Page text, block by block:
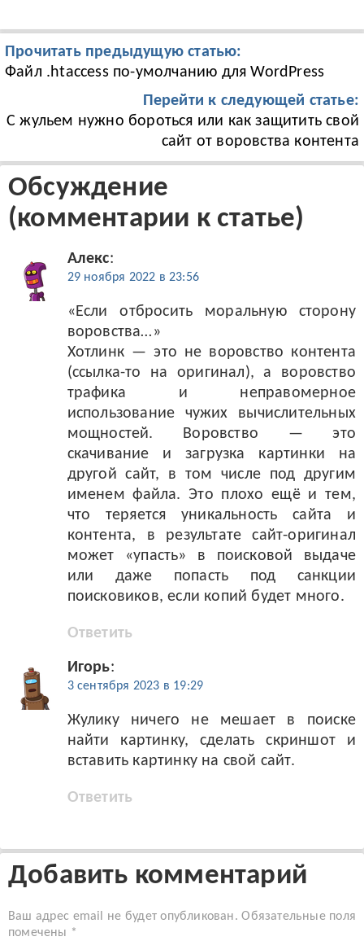
Прочитать предыдущую статью:
Файл .htaccess по-умолчанию для WordPress
Перейти к следующей статье:
С жульем нужно бороться или как защитить свой
сайт от воровства контента
Обсуждение
(комментарии к статье)
Алекс:
29 ноября 2022 в 23:56
«Если отбросить моральную сторону
воровства…»
Хотлинк — это не воровство контента
(ссылка-то на оригинал), а воровство
трафика и неправомерное
использование чужих вычислительных
мощностей. Воровство — это
скачивание и загрузка картинки на
другой сайт, в том числе под другим
именем файла. Это плохо ещё и тем,
что теряется уникальность сайта и
контента, в результате сайт-оригинал
может «упасть» в поисковой выдаче
или даже попасть под санкции
поисковиков, если копий будет много.
Ответить
Игорь:
3 сентября 2023 в 19:29
Жулику ничего не мешает в поиске
найти картинку, сделать скриншот и
вставить картинку на свой сайт.
Ответить
Добавить комментарий
Ваш адрес email не будет опубликован. Обязательные поля
помечены *